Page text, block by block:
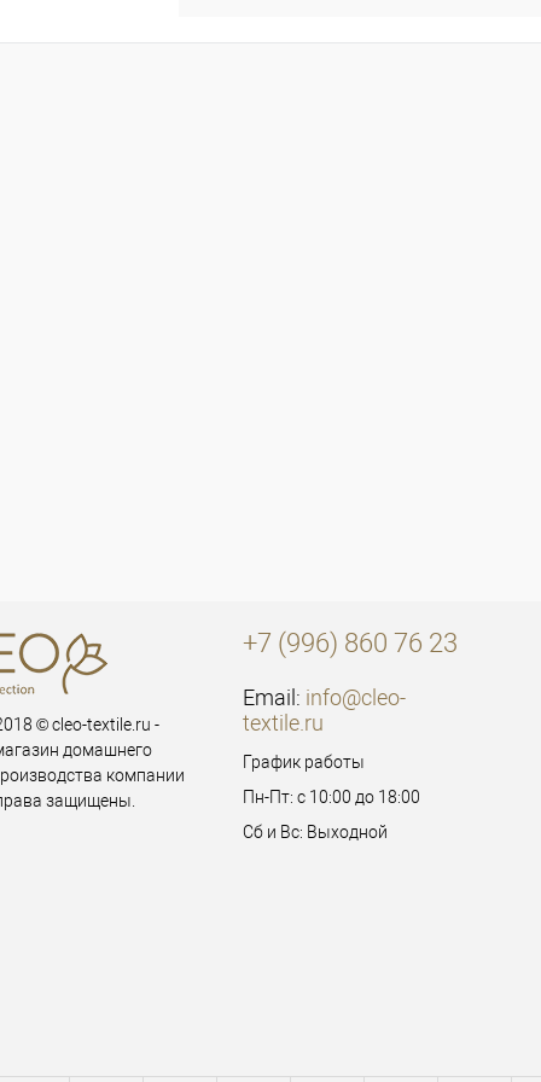
© cleo-textile.ru -
домашнего
компании
защищены.
+7 (996) 860 76 23
Email: info@cleo-
textile.ru
График работы
Пн-Пт: с 10:00 до 18:00
Сб и Вс: Выходной